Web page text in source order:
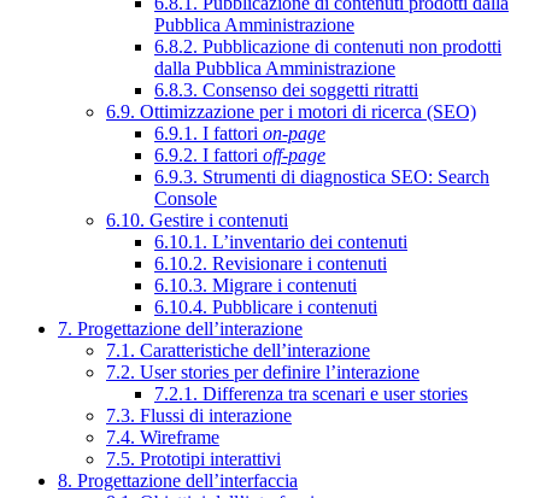
Pubblica Amministrazione
6.8.2. Pubblicazione di contenuti non prodotti
dalla Pubblica Amministrazione
6.8.3. Consenso dei soggetti ritratti
6.9. Ottimizzazione per i motori di ricerca (SEO)
6.9.1. I fattori on-page
6.9.2. I fattori off-page
6.9.3. Strumenti di diagnostica SEO: Search
Console
6.10. Gestire i contenuti
6.10.1. L’inventario dei contenuti
6.10.2. Revisionare i contenuti
6.10.3. Migrare i contenuti
6.10.4. Pubblicare i contenuti
7. Progettazione dell’interazione
7.1. Caratteristiche dell’interazione
7.2. User stories per definire l’interazione
7.2.1. Differenza tra scenari e user stories
7.3. Flussi di interazione
7.4. Wireframe
7.5. Prototipi interattivi
8. Progettazione dell’interfaccia